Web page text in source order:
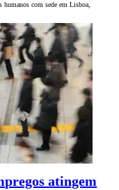
com sede em Lisboa,
atingem